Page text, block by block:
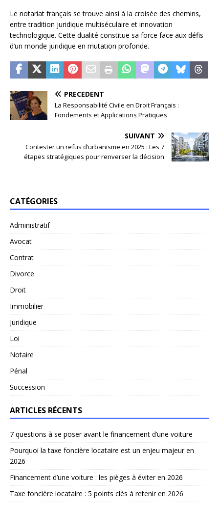
Le notariat français se trouve ainsi à la croisée des chemins,
entre tradition juridique multiséculaire et innovation
technologique. Cette dualité constitue sa force face aux défis
d’un monde juridique en mutation profonde.
PRÉCÉDENT
La Responsabilité Civile en Droit Français :
Fondements et Applications Pratiques
SUIVANT
Contester un refus d’urbanisme en 2025 : Les 7
étapes stratégiques pour renverser la décision
CATÉGORIES
Administratif
Avocat
Contrat
Divorce
Droit
Immobilier
Juridique
Loi
Notaire
Pénal
Succession
ARTICLES RÉCENTS
7 questions à se poser avant le financement d’une voiture
Pourquoi la taxe foncière locataire est un enjeu majeur en
2026
Financement d’une voiture : les pièges à éviter en 2026
Taxe foncière locataire : 5 points clés à retenir en 2026